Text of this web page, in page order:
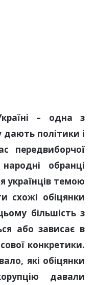
– одна з
дають політики і
передвиборчої
обранці
темою
схожі обіцянки
більшість з
або зависає в
конкретики.
які обіцянки
давали